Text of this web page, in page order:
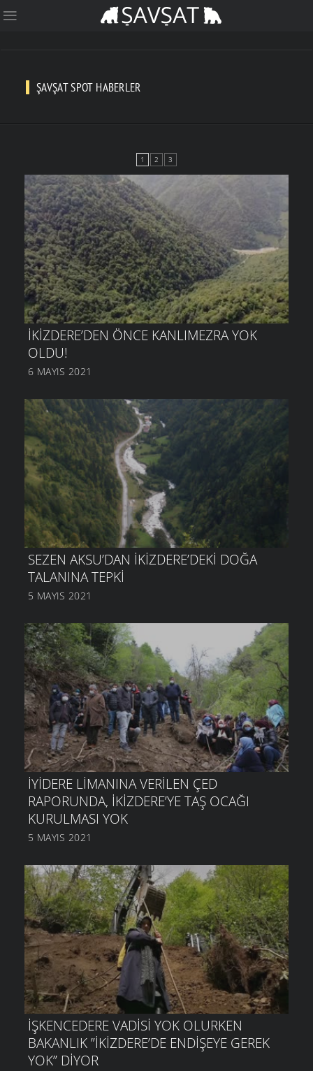
ŞAVŞAT SPOT HABERLER
1 2 3
İKIZDERE’DEN ÖNCE KANLIMEZRA YOK
OLDU!
6 MAYIS 2021
SEZEN AKSU’DAN İKIZDERE’DEKI DOĞA
TALANINA TEPKI
5 MAYIS 2021
İYIDERE LIMANINA VERILEN ÇED
RAPORUNDA, İKIZDERE’YE TAŞ OCAĞI
KURULMASI YOK
5 MAYIS 2021
İŞKENCEDERE VADISI YOK OLURKEN
BAKANLIK ”İKIZDERE’DE ENDIŞEYE GEREK
YOK” DIYOR